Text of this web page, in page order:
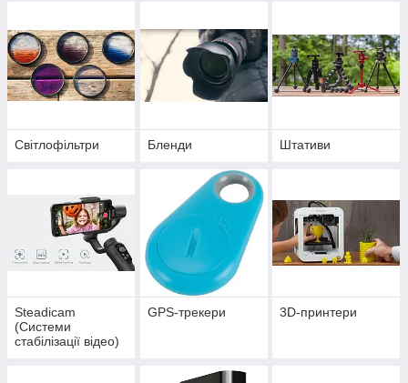
Світлофільтри Бленди Штативи
Steadicam
(Системи
стабілізації відео)
GPS-трекери 3D-принтери